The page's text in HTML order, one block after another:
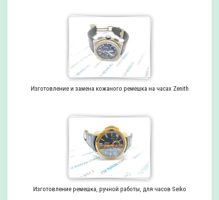
Изготовление и замена кожаного ремешка на часах Zenith
Изготовление ремешка, ручной работы, для часов Seiko